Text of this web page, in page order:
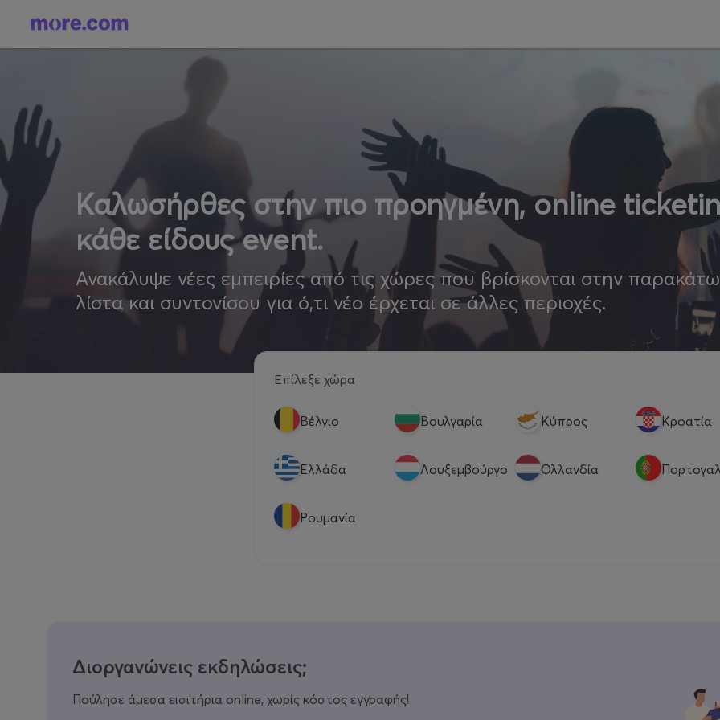
Καλωσήρθες στην πιο προηγμένη, online
κάθε είδους event.
Ανακάλυψε νέες εμπειρίες από τις χώρες που βρίσκονται στην παρακάτω
λίστα και συντονίσου για ό,τι νέο έρχεται σε άλλες περιοχές.
Επίλεξε χώρα
Βέλγιο Βουλγαρία Κύπρος Κροατία
Eλλάδα Λουξεμβούργο Ολλανδία
Ρουμανία
Διοργανώνεις εκδηλώσεις;
Πούλησε άμεσα εισιτήρια online, χωρίς κόστος εγγραφής!